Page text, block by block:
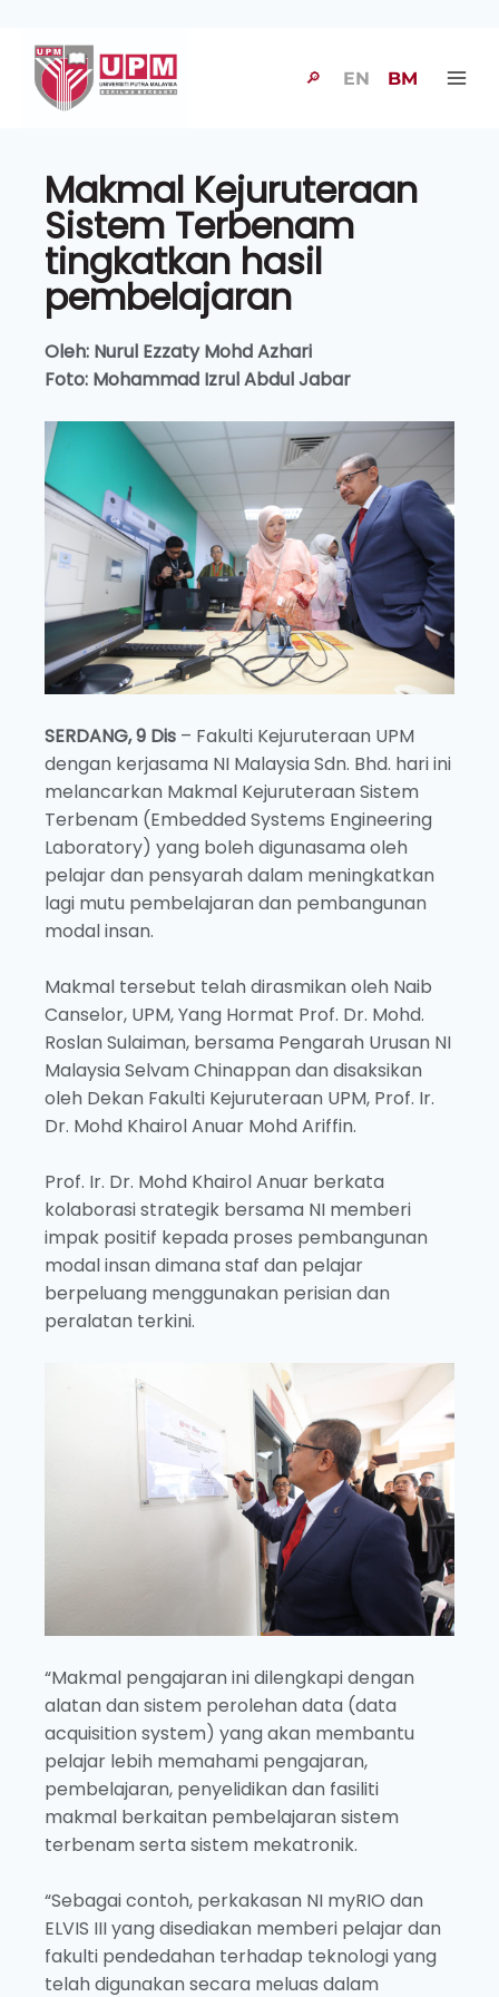
🔎 EN BM
Makmal Kejuruteraan
Sistem Terbenam
tingkatkan hasil
pembelajaran
Oleh: Nurul Ezzaty Mohd Azhari
Foto: Mohammad Izrul Abdul Jabar
SERDANG, 9 Dis – Fakulti Kejuruteraan UPM
dengan kerjasama NI Malaysia Sdn. Bhd. hari ini
melancarkan Makmal Kejuruteraan Sistem
Terbenam (Embedded Systems Engineering
Laboratory) yang boleh digunasama oleh
pelajar dan pensyarah dalam meningkatkan
lagi mutu pembelajaran dan pembangunan
modal insan.
Makmal tersebut telah dirasmikan oleh Naib
Canselor, UPM, Yang Hormat Prof. Dr. Mohd.
Roslan Sulaiman, bersama Pengarah Urusan NI
Malaysia Selvam Chinappan dan disaksikan
oleh Dekan Fakulti Kejuruteraan UPM, Prof. Ir.
Dr. Mohd Khairol Anuar Mohd Ariffin.
Prof. Ir. Dr. Mohd Khairol Anuar berkata
kolaborasi strategik bersama NI memberi
impak positif kepada proses pembangunan
modal insan dimana staf dan pelajar
berpeluang menggunakan perisian dan
peralatan terkini.
“Makmal pengajaran ini dilengkapi dengan
alatan dan sistem perolehan data (data
acquisition system) yang akan membantu
pelajar lebih memahami pengajaran,
pembelajaran, penyelidikan dan fasiliti
makmal berkaitan pembelajaran sistem
terbenam serta sistem mekatronik.
“Sebagai contoh, perkakasan NI myRIO dan
ELVIS III yang disediakan memberi pelajar dan
fakulti pendedahan terhadap teknologi yang
telah digunakan secara meluas dalam